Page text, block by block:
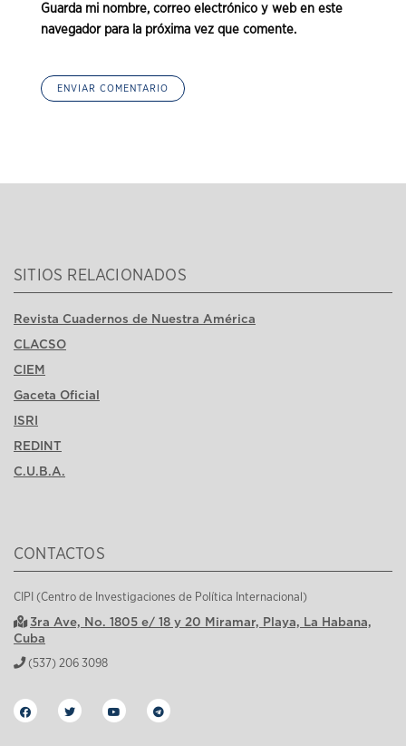
Guarda mi nombre, correo electrónico y web en este
navegador para la próxima vez que comente.
SITIOS RELACIONADOS
Revista Cuadernos de Nuestra América
CLACSO
CIEM
Gaceta Oficial
ISRI
REDINT
C.U.B.A.
CONTACTOS
CIPI (Centro de Investigaciones de Política Internacional)
3ra Ave, No. 1805 e/ 18 y 20 Miramar, Playa, La Habana,
Cuba
(537) 206 3098